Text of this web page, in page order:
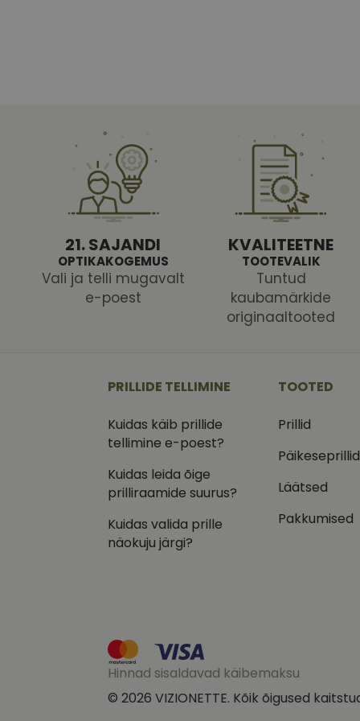
21. SAJANDI
OPTIKAKOGEMUS
Vali ja telli mugavalt
e-poest
KVALITEETNE
TOOTEVALIK
Tuntud
kaubamärkide
originaaltooted
PRILLIDE TELLIMINE
Kuidas käib prillide
tellimine e-poest?
Kuidas leida õige
prilliraamide suurus?
Kuidas valida prille
näokuju järgi?
TOOTED
Prillid
Päikeseprillid
Läätsed
Pakkumised
Hinnad sisaldavad käibemaksu
© 2026 VIZIONETTE. Kõik õigused
shipping_country
CookieScriptConsent
csrftoken
_ga_VQ82NFQ41G
__kla_id
test_cookie
_fbp